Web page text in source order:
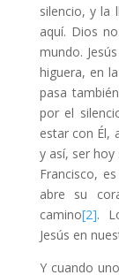
silencio, y la
aquí. Dios
mundo.
higuera, en
pasa
por el
estar con Él,
y así, ser hoy
Francisco,
abre su
camino[2].
Jesús en
Y cuando